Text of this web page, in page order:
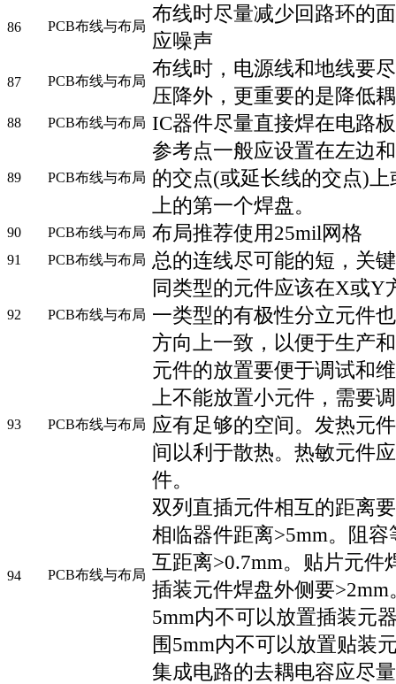
86 PCB布线与布局
布线时尽量减少回路环的
应噪声
87 PCB布线与布局
布线时，电源线和地线要
压降外，更重要的是降低
88 PCB布线与布局 IC器件尽量直接焊在电路
89 PCB布线与布局
参考点一般应设置在左边
的交点(或延长线的交点)
上的第一个焊盘。
90 PCB布线与布局 布局推荐使用25mil网格
91 PCB布线与布局 总的连线尽可能的短，关
92 PCB布线与布局
同类型的元件应该在X或Y
一类型的有极性分立元件
方向上一致，以便于生产
93 PCB布线与布局
元件的放置要便于调试和
上不能放置小元件，需要
应有足够的空间。发热元
间以利于散热。热敏元件
件。
94 PCB布线与布局
双列直插元件相互的距离
相临器件距离>5mm。阻
互距离>0.7mm。贴片元件
插装元件焊盘外侧要
5mm内不可以放置插装元
围5mm内不可以放置贴装
集成电路的去耦电容应尽